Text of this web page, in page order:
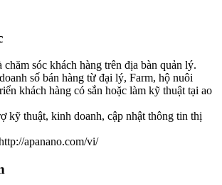
sóc khách hàng trên địa bàn quản lý.
số bán hàng từ đại lý, Farm, hộ nuôi
khách hàng có sắn hoặc làm kỹ thuật tại ao
kỹ thuật, kinh doanh, cập nhật thông tin thị
apanano.com/vi/